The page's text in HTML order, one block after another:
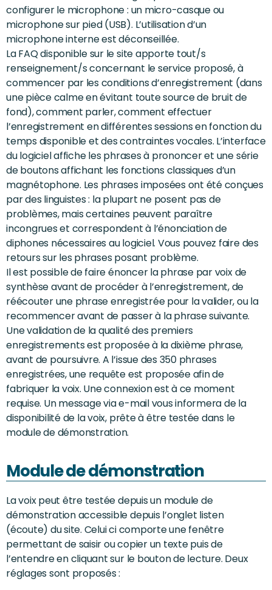
configurer le microphone : un micro-casque ou
microphone sur pied (USB). L’utilisation d’un
microphone interne est déconseillée.
La FAQ disponible sur le site apporte tout/s
renseignement/s concernant le service proposé, à
commencer par les conditions d’enregistrement (dans
une pièce calme en évitant toute source de bruit de
fond), comment parler, comment effectuer
l’enregistrement en différentes sessions en fonction du
temps disponible et des contraintes vocales. L’interface
du logiciel affiche les phrases à prononcer et une série
de boutons affichant les fonctions classiques d’un
magnétophone. Les phrases imposées ont été conçues
par des linguistes : la plupart ne posent pas de
problèmes, mais certaines peuvent paraître
incongrues et correspondent à l’énonciation de
diphones nécessaires au logiciel. Vous pouvez faire des
retours sur les phrases posant problème.
Il est possible de faire énoncer la phrase par voix de
synthèse avant de procéder à l’enregistrement, de
réécouter une phrase enregistrée pour la valider, ou la
recommencer avant de passer à la phrase suivante.
Une validation de la qualité des premiers
enregistrements est proposée à la dixième phrase,
avant de poursuivre. A l’issue des 350 phrases
enregistrées, une requête est proposée afin de
fabriquer la voix. Une connexion est à ce moment
requise. Un message via e-mail vous informera de la
disponibilité de la voix, prête à être testée dans le
module de démonstration.
Module de démonstration
La voix peut être testée depuis un module de
démonstration accessible depuis l’onglet listen
(écoute) du site. Celui ci comporte une fenêtre
permettant de saisir ou copier un texte puis de
l’entendre en cliquant sur le bouton de lecture. Deux
réglages sont proposés :